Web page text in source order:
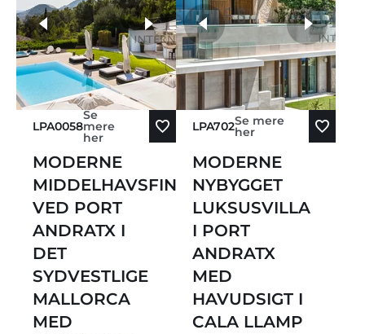
LPA0058
Se
mere
her
MODERNE
MIDDELHAVSFINCA
VED PORT
ANDRATX I
DET
SYDVESTLIGE
MALLORCA
MED
flere fotos
LPA702Se mere
her
MODERNE
NYBYGGET
LUKSUSVILLA
I PORT
ANDRATX
MED
HAVUDSIGT I
CALA LLAMP